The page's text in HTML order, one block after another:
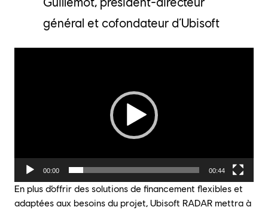
général et cofondateur d’Ubisoft
00:00 00:44
En plus d’offrir des solutions de financement flexibles et
adaptées aux besoins du projet, Ubisoft RADAR mettra à